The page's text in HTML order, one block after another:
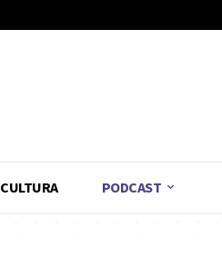
CULTURA PODCAST